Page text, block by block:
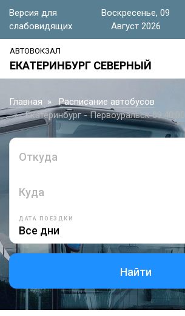
Версия для
слабовидящих
Воскресенье, 09
Август 2026
АВТОВОКЗАЛ
ЕКАТЕРИНБУРГ СЕВЕРНЫЙ
Главная
Расписание автобусов
Екатеринбург - Первоуральск 09:40:00
Откуда
Куда
ДАТА ПОЕЗДКИ
Найти